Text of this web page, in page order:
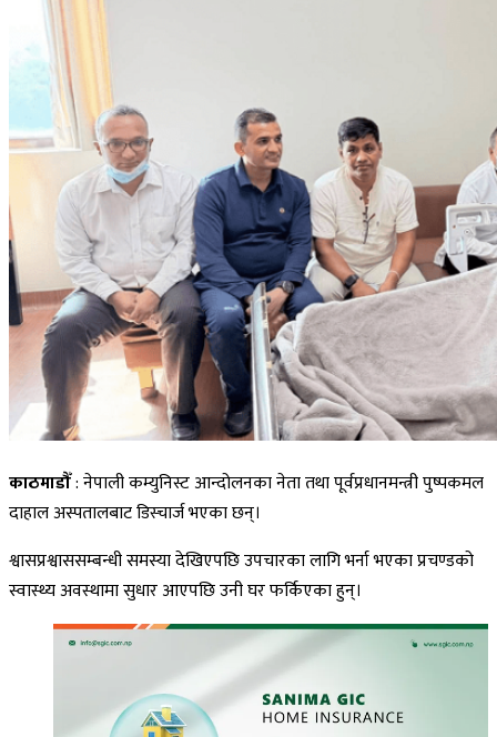
काठमाडौँ: नेपाली कम्युनिस्ट आन्दोलनका नेता तथा पूर्वप्रधानमन्त्री पुष्पकमल
दाहाल अस्पतालबाट डिस्चार्ज भएका छन्।
श्वासप्रश्वाससम्बन्धी समस्या देखिएपछि उपचारका लागि भर्ना भएका प्रचण्डको
स्वास्थ्य अवस्थामा सुधार आएपछि उनी घर फर्किएका हुन्।